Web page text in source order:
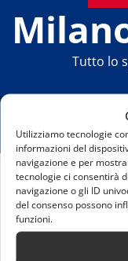
Utilizziamo tecnologie
informazioni del
navigazione e per
tecnologie ci consentirà
navigazione o gli ID
del consenso possono
funzioni.
Tutto lo
Home
Leadership
cambiamento per